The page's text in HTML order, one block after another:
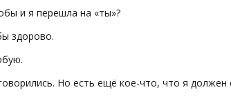
и я перешла на «ты»?
здорово.
Но есть ещё кое-что, что я должен